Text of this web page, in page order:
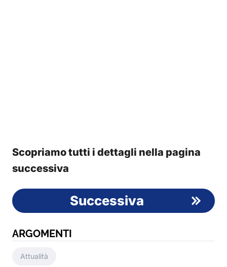
Scopriamo tutti i dettagli nella pagina
successiva
Successiva
ARGOMENTI
Attualità